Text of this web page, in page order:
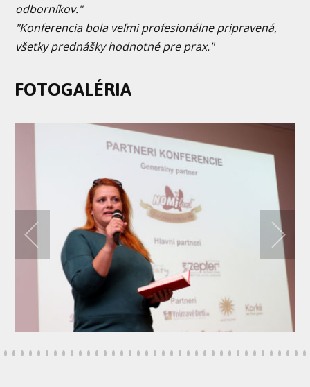
odborníkov."
"Konferencia bola veľmi profesionálne pripravená,
všetky prednášky hodnotné pre prax."
FOTOGALÉRIA